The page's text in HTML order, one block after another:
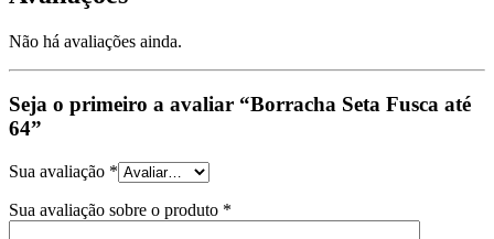
Não há avaliações ainda.
Seja o primeiro a avaliar “Borracha Seta Fusca até
64”
Sua avaliação *
Sua avaliação sobre o produto *